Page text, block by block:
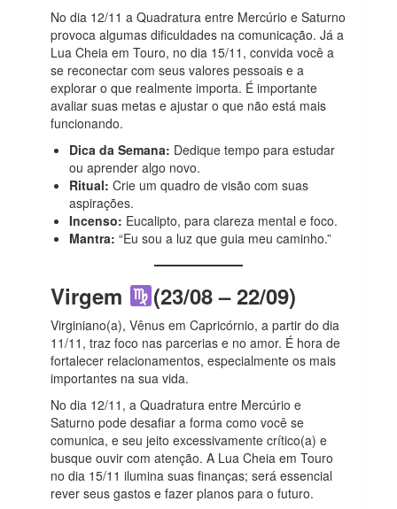
No dia 12/11 a Quadratura entre Mercúrio e Saturno
provoca algumas dificuldades na comunicação. Já a
Lua Cheia em Touro, no dia 15/11, convida você a
se reconectar com seus valores pessoais e a
explorar o que realmente importa. É importante
avaliar suas metas e ajustar o que não está mais
funcionando.
Dica da Semana: Dedique tempo para estudar
ou aprender algo novo.
Ritual: Crie um quadro de visão com suas
aspirações.
Incenso: Eucalipto, para clareza mental e foco.
Mantra: “Eu sou a luz que guia meu caminho.”
Virgem (23/08 – 22/09)
Virginiano(a), Vênus em Capricórnio, a partir do dia
11/11, traz foco nas parcerias e no amor. É hora de
fortalecer relacionamentos, especialmente os mais
importantes na sua vida.
No dia 12/11, a Quadratura entre Mercúrio e
Saturno pode desafiar a forma como você se
comunica, e seu jeito excessivamente crítico(a) e
busque ouvir com atenção. A Lua Cheia em Touro
no dia 15/11 ilumina suas finanças; será essencial
rever seus gastos e fazer planos para o futuro.